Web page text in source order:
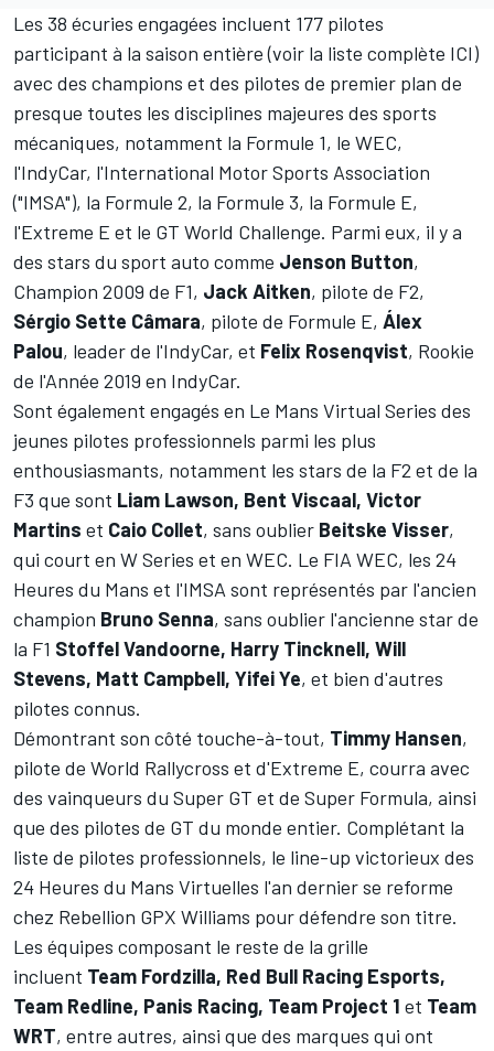
Les 38 écuries engagées incluent 177 pilotes
participant à la saison entière (voir la liste complète ICI)
avec des champions et des pilotes de premier plan de
presque toutes les disciplines majeures des sports
mécaniques, notamment la Formule 1, le WEC,
l'IndyCar, l'International Motor Sports Association
("IMSA"), la Formule 2, la Formule 3, la Formule E,
l'Extreme E et le GT World Challenge. Parmi eux, il y a
des stars du sport auto comme Jenson Button,
Champion 2009 de F1, Jack Aitken, pilote de F2,
Sérgio Sette Câmara, pilote de Formule E, Álex
Palou, leader de l'IndyCar, et Felix Rosenqvist, Rookie
de l'Année 2019 en IndyCar.
Sont également engagés en Le Mans Virtual Series des
jeunes pilotes professionnels parmi les plus
enthousiasmants, notamment les stars de la F2 et de la
F3 que sont Liam Lawson, Bent Viscaal, Victor
Martins et Caio Collet, sans oublier Beitske Visser,
qui court en W Series et en WEC. Le FIA WEC, les 24
Heures du Mans et l'IMSA sont représentés par l'ancien
champion Bruno Senna, sans oublier l'ancienne star de
la F1 Stoffel Vandoorne, Harry Tincknell, Will
Stevens, Matt Campbell, Yifei Ye, et bien d'autres
pilotes connus.
Démontrant son côté touche-à-tout, Timmy Hansen,
pilote de World Rallycross et d'Extreme E, courra avec
des vainqueurs du Super GT et de Super Formula, ainsi
que des pilotes de GT du monde entier. Complétant la
liste de pilotes professionnels, le line-up victorieux des
24 Heures du Mans Virtuelles l'an dernier se reforme
chez Rebellion GPX Williams pour défendre son titre.
Les équipes composant le reste de la grille
incluent Team Fordzilla, Red Bull Racing Esports,
Team Redline, Panis Racing, Team Project 1 et Team
WRT, entre autres, ainsi que des marques qui ont